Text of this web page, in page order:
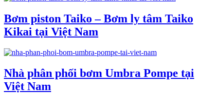
Bơm piston Taiko – Bơm ly tâm Taiko
Kikai tại Việt Nam
Nhà phân phối bơm Umbra Pompe tại
Việt Nam